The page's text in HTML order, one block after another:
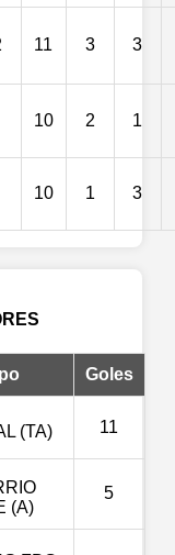
11 3 3
10 2 1
10 1 3
Goles
(TA) 11
(A)
5